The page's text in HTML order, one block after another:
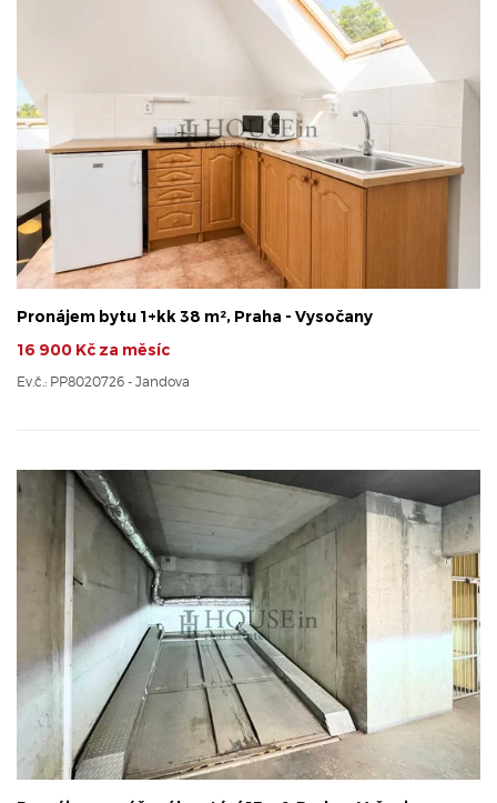
Pronájem bytu 1+kk 38 m², Praha - Vysočany
16 900 Kč za měsíc
Ev.č.: PP8020726 - Jandova